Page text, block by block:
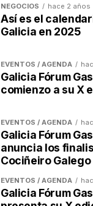
NEGOCIOS hace 2 años
Así es el
Galicia en 2025
EVENTOS / AGENDA
Galicia Fórum
comienzo a su X
EVENTOS / AGENDA
Galicia Fórum
anuncia los
Cociñeiro
EVENTOS / AGENDA
Galicia Fórum